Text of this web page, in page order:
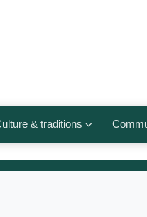
& traditions
et religions